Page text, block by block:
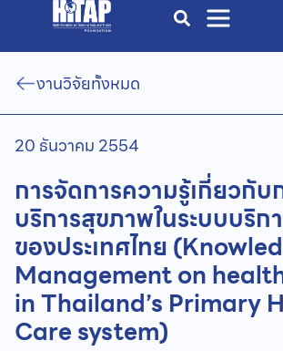
งานวิจัยทั้งหมด
20 ธันวาคม 2554
การจัดการความรู้เกี่ยวกับ
บริการสุขภาพในระบบบริ
ของประเทศไทย
Management on
in Thailand’s Primary
Care system)